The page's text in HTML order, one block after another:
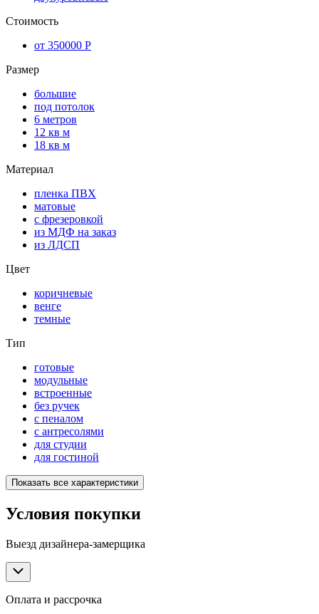
Стоимость
от 350000 Р
Размер
большие
под потолок
6 метров
12 кв м
18 кв м
Материал
пленка ПВХ
матовые
с фрезеровкой
из МДФ на заказ
из ЛДСП
Цвет
коричневые
венге
темные
Тип
готовые
модульные
встроенные
без ручек
с пеналом
с антресолями
для студии
для гостиной
Показать все характеристики
Условия покупки
Выезд дизайнера-замерщика
Оплата и рассрочка